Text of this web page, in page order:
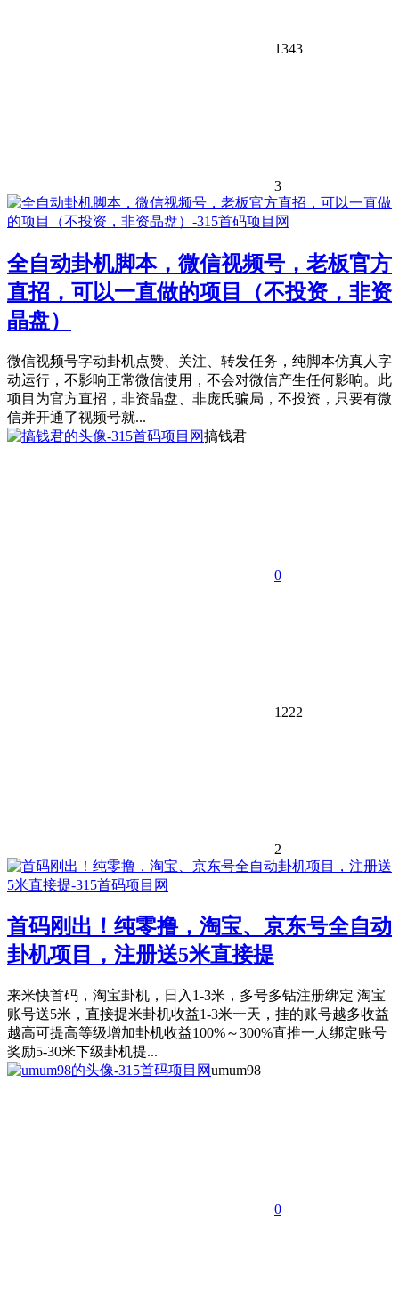
1343
3
全自动卦机脚本，微信视频号，老板官方
直招，可以一直做的项目（不投资，非资
晶盘）
微信视频号字动卦机点赞、关注、转发任务，纯脚本仿真人字
动运行，不影响正常微信使用，不会对微信产生任何影响。此
项目为官方直招，非资晶盘、非庞氏骗局，不投资，只要有微
信并开通了视频号就...
搞钱君
0
1222
2
首码刚出！纯零撸，淘宝、京东号全自动
卦机项目，注册送5米直接提
来米快首码，淘宝卦机，日入1-3米，多号多钻注册绑定 淘宝
账号送5米，直接提米卦机收益1-3米一天，挂的账号越多收益
越高可提高等级增加卦机收益100%～300%直推一人绑定账号
奖励5-30米下级卦机提...
umum98
0